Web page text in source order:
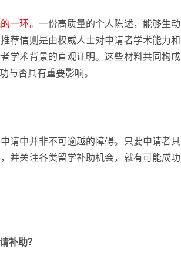
一环。 一份高质量的个人陈述，能够生动
荐信则是由权威人士对申请者学术能力和
学术背景的直观证明。这些材料共同构成
与否具有重要影响。
中并非不可逾越的障碍。只要申请者具
并关注各类留学补助机会，就有可能成功
补助？